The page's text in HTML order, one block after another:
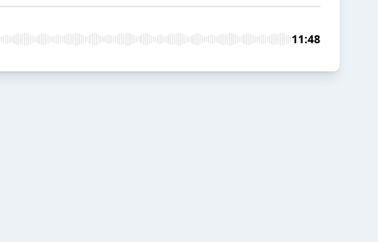
11:48